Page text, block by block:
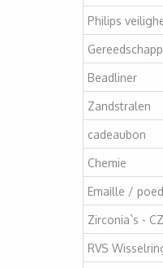
Philips
Beadliner
Zandstralen
cadeaubon
Chemie
Emaille /
Zirconia`s - CZ
RVS